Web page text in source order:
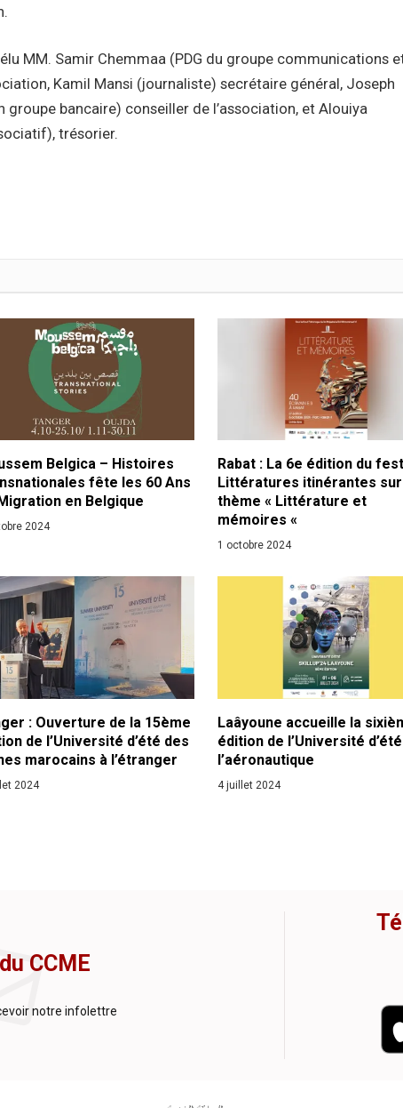
MM. Samir Chemmaa (PDG du groupe communications
Kamil Mansi (journaliste) secrétaire général, Joseph
groupe bancaire) conseiller de l’association, et Alouiya
trésorier.
Belgica – Histoires
fête les 60 Ans
en Belgique
2024
Rabat : La 6e édition du
Littératures itinérantes
thème « Littérature et
mémoires «
1 octobre 2024
: Ouverture de la 15ème
de l’Université d’été des
marocains à l’étranger
2024
Laâyoune accueille la
édition de l’Université
l’aéronautique
4 juillet 2024
CCME
notre infolettre